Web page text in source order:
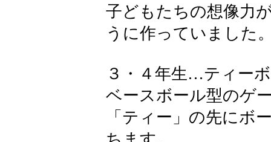
子どもたちの想像力
うに作っていました
３・４年生…ティー
ベースボール型のゲ
「ティー」の先にボ